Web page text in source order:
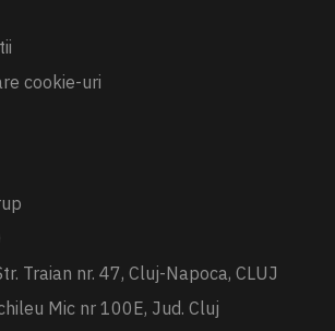
cookie-uri
Traian nr. 47, Cluj-Napoca, CLUJ
Mic nr 100E, Jud. Cluj